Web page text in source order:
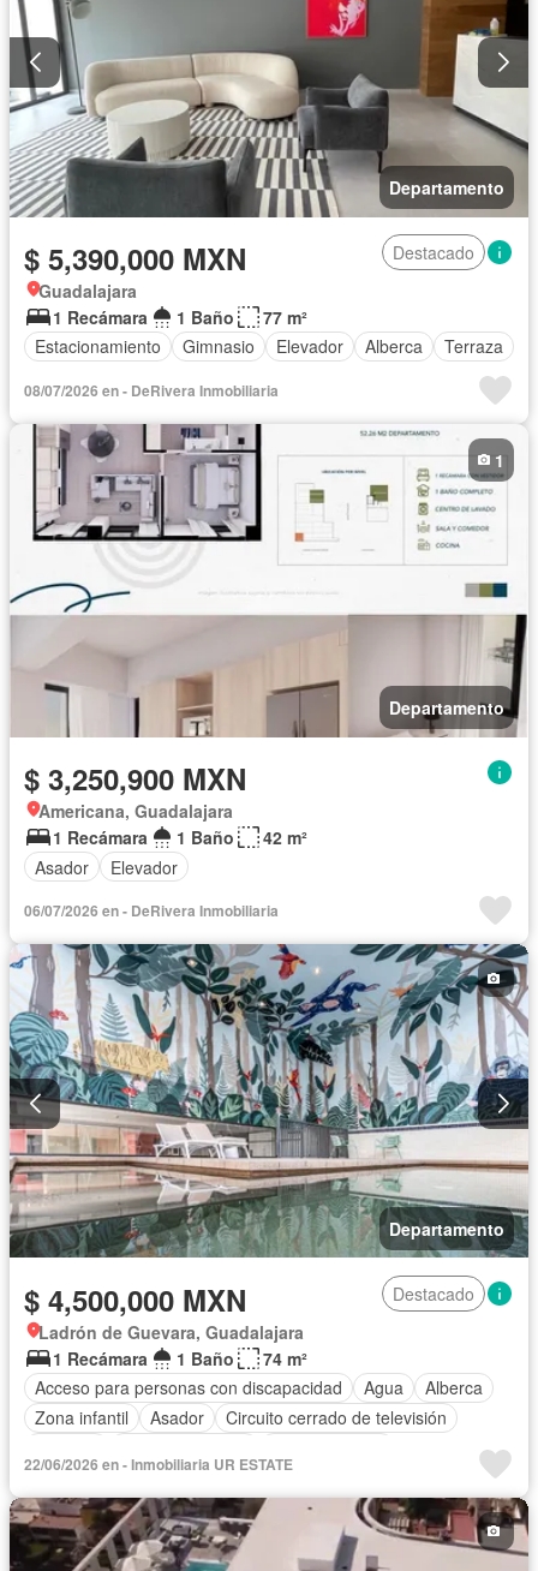
Departamento
$ 5,390,000 MXN
Destacado
Guadalajara
1 Recámara
1 Baño
77 m²
Estacionamiento
Gimnasio Elevador Alberca Terraza
08/07/2026 en - DeRivera Inmobiliaria
Departamento
1
$ 3,250,900 MXN
Americana, Guadalajara
1 Recámara
1 Baño
42 m²
Asador
Elevador
06/07/2026 en - DeRivera Inmobiliaria
Departamento
$ 4,500,000 MXN
Destacado
Ladrón de Guevara, Guadalajara
1 Recámara
1 Baño
74 m²
Acceso para personas con discapacidad
Agua
Alberca
Zona infantil
Asador
Circuito cerrado de televisión
Cuarto de servicio
Electricidad
Estacionamiento
Internet Jacuzzi
Recámara con closet
Azotea
Sala polivalente
Wifi
22/06/2026 en - Inmobiliaria UR ESTATE